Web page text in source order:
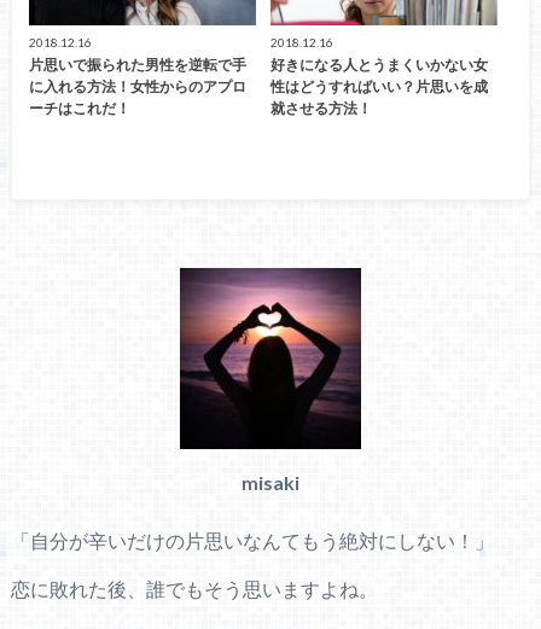
2018.12.16
片思いで振られた男性を逆転で手
に入れる方法！女性からのアプロ
ーチはこれだ！
2018.12.16
好きになる人とうまくいかない女
性はどうすればいい？片思いを成
就させる方法！
misaki
「自分が辛いだけの片思いなんてもう絶対にしない！」
恋に敗れた後、誰でもそう思いますよね。